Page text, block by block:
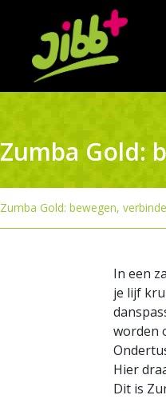
Zumba Gold:
Zumba Gold: bewegen,
In een
je lijf
worden
Hier
Dit is